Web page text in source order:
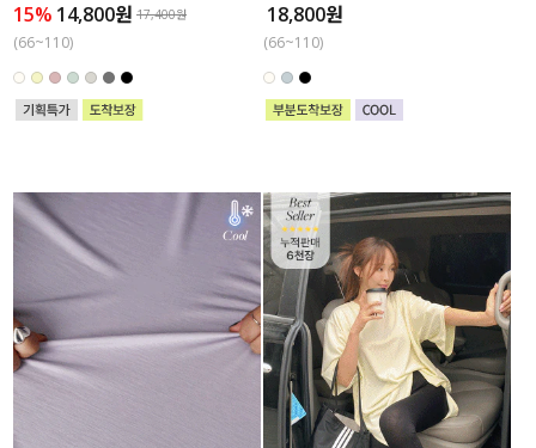
15% 14,800원 17,400원
(66~110)
18,800원
(66~110)